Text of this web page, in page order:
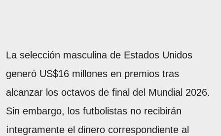
La selección masculina de Estados Unidos
generó US$16 millones en premios tras
alcanzar los octavos de final del Mundial 2026.
Sin embargo, los futbolistas no recibirán
íntegramente el dinero correspondiente al